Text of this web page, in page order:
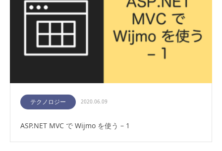
テクノロジー 2020.06.09
ASP.NET MVC で Wijmo を使う – 1